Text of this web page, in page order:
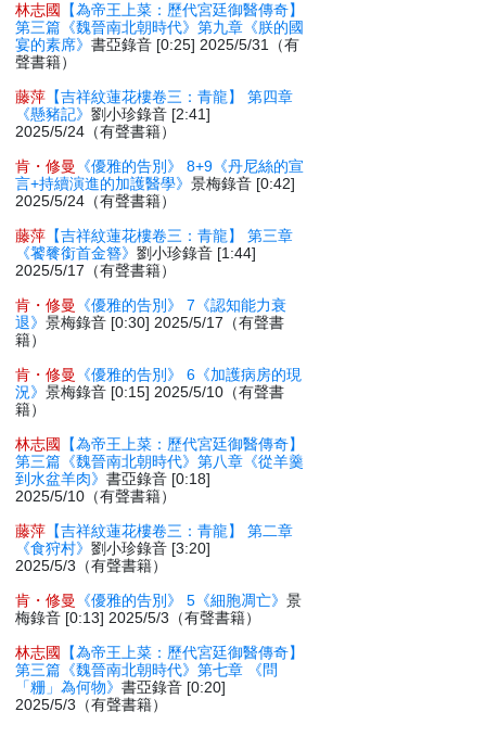
林志國
【為帝王上菜：歷代宮廷御醫傳奇】
第三篇《魏晉南北朝時代》第九章《朕的國
宴的素席》書亞錄音 [0:25] 2025/5/31（有
聲書籍）
藤萍 【吉祥紋蓮花樓卷三：青龍】 第四章
《懸豬記》劉小珍錄音 [2:41]
2025/5/24（有聲書籍）
肯・修曼
《優雅的告別》 8+9《丹尼絲的宣
言+持續演進的加護醫學》景梅錄音 [0:42]
2025/5/24（有聲書籍）
藤萍 【吉祥紋蓮花樓卷三：青龍】 第三章
《饕餮銜首金簪》劉小珍錄音 [1:44]
2025/5/17（有聲書籍）
肯・修曼
《優雅的告別》 7《認知能力衰
退》景梅錄音 [0:30] 2025/5/17（有聲書
籍）
肯・修曼
《優雅的告別》 6《加護病房的現
況》景梅錄音 [0:15] 2025/5/10（有聲書
籍）
林志國
【為帝王上菜：歷代宮廷御醫傳奇】
第三篇《魏晉南北朝時代》第八章《從羊羹
到水盆羊肉》書亞錄音 [0:18]
2025/5/10（有聲書籍）
藤萍 【吉祥紋蓮花樓卷三：青龍】 第二章
《食狩村》劉小珍錄音 [3:20]
2025/5/3（有聲書籍）
肯・修曼
《優雅的告別》 5《細胞凋亡》景
梅錄音 [0:13] 2025/5/3（有聲書籍）
林志國
【為帝王上菜：歷代宮廷御醫傳奇】
第三篇《魏晉南北朝時代》第七章 《問
「粣」為何物》書亞錄音 [0:20]
2025/5/3（有聲書籍）